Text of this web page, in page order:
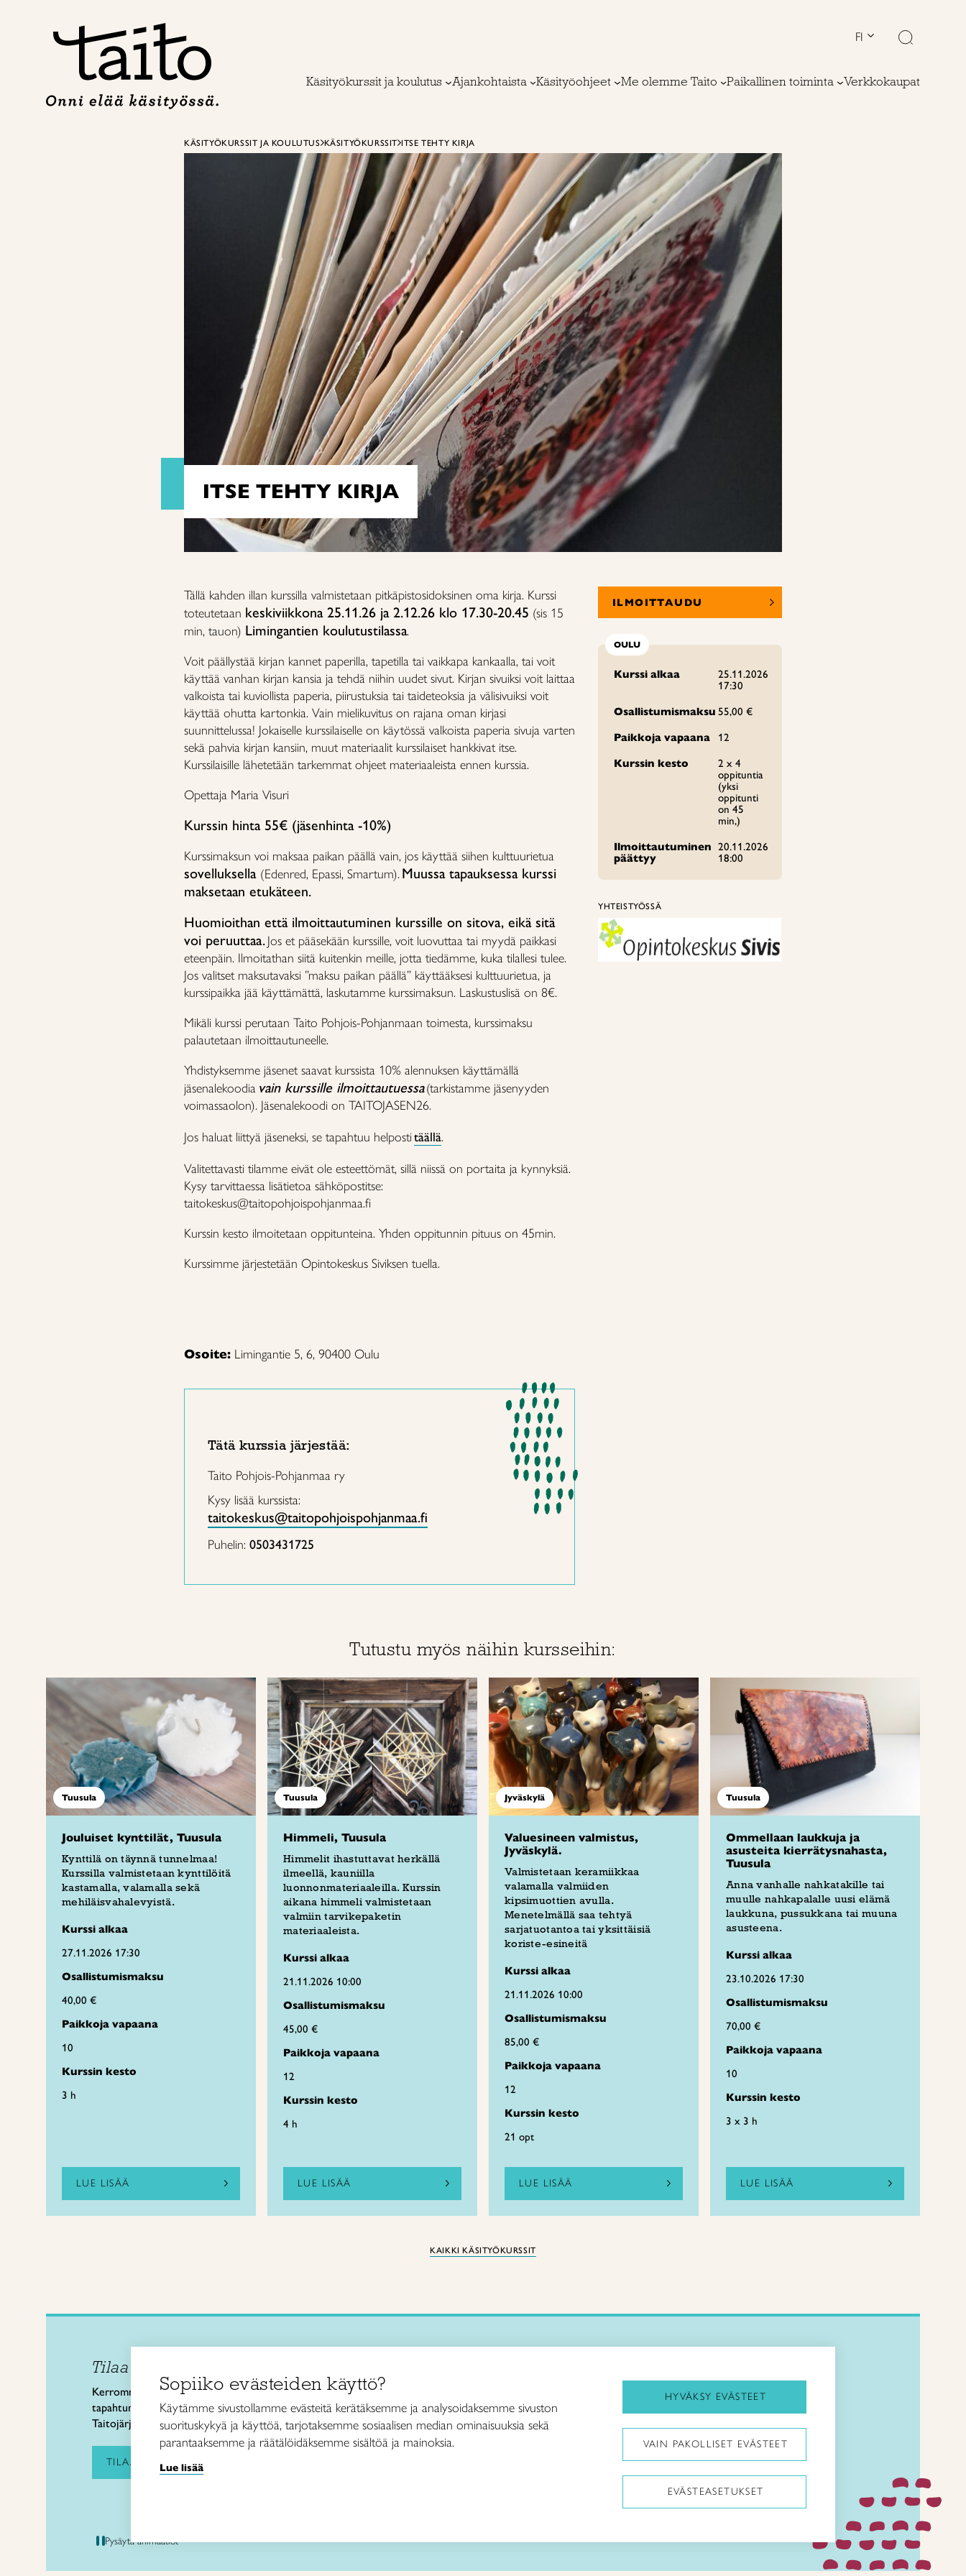
FI
Käsityökurssit ja koulutus Ajankohtaista Käsityöohjeet Me olemme Taito Paikallinen toiminta Verkkokaupat
KÄSITYÖKURSSIT JA KOULUTUS KÄSITYÖKURSSIT ITSE TEHTY KIRJA
ITSE TEHTY KIRJA
Tällä kahden illan kurssilla valmistetaan pitkäpistosidoksinen oma kirja. Kurssi
toteutetaan keskiviikkona 25.11.26 ja 2.12.26 klo 17.30-20.45 (sis 15
min, tauon) Limingantien koulutustilassa.
Voit päällystää kirjan kannet paperilla, tapetilla tai vaikkapa kankaalla, tai voit
käyttää vanhan kirjan kansia ja tehdä niihin uudet sivut. Kirjan sivuiksi voit laittaa
valkoista tai kuviollista paperia, piirustuksia tai taideteoksia ja välisivuiksi voit
käyttää ohutta kartonkia. Vain mielikuvitus on rajana oman kirjasi
suunnittelussa! Jokaiselle kurssilaiselle on käytössä valkoista paperia sivuja varten
sekä pahvia kirjan kansiin, muut materiaalit kurssilaiset hankkivat itse.
Kurssilaisille lähetetään tarkemmat ohjeet materiaaleista ennen kurssia.
Opettaja Maria Visuri
Kurssin hinta 55€ (jäsenhinta -10%)
Kurssimaksun voi maksaa paikan päällä vain, jos käyttää siihen kulttuurietua
sovelluksella (Edenred, Epassi, Smartum). Muussa tapauksessa kurssi
maksetaan etukäteen.
Huomioithan että ilmoittautuminen kurssille on sitova, eikä sitä
voi peruuttaa.Jos et pääsekään kurssille, voit luovuttaa tai myydä paikkasi
eteenpäin. Ilmoitathan siitä kuitenkin meille, jotta tiedämme, kuka tilallesi tulee.
Jos valitset maksutavaksi ”maksu paikan päällä” käyttääksesi kulttuurietua, ja
kurssipaikka jää käyttämättä, laskutamme kurssimaksun. Laskustuslisä on 8€.
Mikäli kurssi perutaan Taito Pohjois-Pohjanmaan toimesta, kurssimaksu
palautetaan ilmoittautuneelle.
Yhdistyksemme jäsenet saavat kurssista 10% alennuksen käyttämällä
jäsenalekoodia vain kurssille ilmoittautuessa(tarkistamme jäsenyyden
voimassaolon). Jäsenalekoodi on TAITOJASEN26.
Jos haluat liittyä jäseneksi, se tapahtuu helpostitäällä.
Valitettavasti tilamme eivät ole esteettömät, sillä niissä on portaita ja kynnyksiä.
Kysy tarvittaessa lisätietoa sähköpostitse:
taitokeskus@taitopohjoispohjanmaa.fi
Kurssin kesto ilmoitetaan oppitunteina. Yhden oppitunnin pituus on 45min.
Kurssimme järjestetään Opintokeskus Siviksen tuella.
Osoite: Limingantie 5, 6, 90400 Oulu
Tätä kurssia järjestää:
Taito Pohjois-Pohjanmaa ry
Kysy lisää kurssista:
taitokeskus@taitopohjoispohjanmaa.fi
Puhelin: 0503431725
ILMOITTAUDU
OULU
Kurssi alkaa
25.11.2026
17:30
Osallistumismaksu 55,00 €
Paikkoja vapaana
12
Kurssin kesto
2 x 4
oppituntia
(yksi
oppitunti
on 45
min,)
Ilmoittautuminen
päättyy
20.11.2026
18:00
YHTEISTYÖSSÄ
Tutustu myös näihin kursseihin:
Tuusula
Jouluiset kynttilät, Tuusula
Kynttilä on täynnä tunnelmaa!
Kurssilla valmistetaan kynttilöitä
kastamalla, valamalla sekä
mehiläisvahalevyistä.
Kurssi alkaa
27.11.2026 17:30
Osallistumismaksu
40,00 €
Paikkoja vapaana
10
Kurssin kesto
3 h
LUE LISÄÄ
Tuusula
Himmeli, Tuusula
Himmelit ihastuttavat herkällä
ilmeellä, kauniilla
luonnonmateriaaleilla. Kurssin
aikana himmeli valmistetaan
valmiin tarvikepaketin
materiaaleista.
Kurssi alkaa
21.11.2026 10:00
Osallistumismaksu
45,00 €
Paikkoja vapaana
12
Kurssin kesto
4 h
LUE LISÄÄ
Jyväskylä
Valuesineen valmistus,
Jyväskylä.
Valmistetaan keramiikkaa
valamalla valmiiden
kipsimuottien avulla.
Menetelmällä saa tehtyä
sarjatuotantoa tai yksittäisiä
koriste-esineitä
Kurssi alkaa
21.11.2026 10:00
Osallistumismaksu
85,00 €
Paikkoja vapaana
12
Kurssin kesto
21 opt
LUE LISÄÄ
Tuusula
Ommellaan laukkuja ja
asusteita kierrätysnahasta,
Tuusula
Anna vanhalle nahkatakille tai
muulle nahkapalalle uusi elämä
laukkuna, pussukkana tai muuna
asusteena.
Kurssi alkaa
23.10.2026 17:30
Osallistumismaksu
70,00 €
Paikkoja vapaana
10
Kurssin kesto
3 x 3 h
LUE LISÄÄ
KAIKKI KÄSITYÖKURSSIT
Tilaa uutiskirje
Kerromme käsityön valtakunnallisista
tapahtumista ja uutisista sekä
Taitojärjestön toiminnasta.
TILAA UUTISKIRJE
Pysäytä animaatiot
Käsi- ja taideteollisuusliitto Taito ry
Kalevankatu 61
00180 Helsinki
puh. 040 7525 160
Käsityöohjeet
Me olemme Taito
Kirjaudu Taitocampukseen
Taitoliitto:
Taito-lehti:
Sopiiko evästeiden käyttö?
Käytämme sivustollamme evästeitä kerätäksemme ja analysoidaksemme sivuston
suorituskykyä ja käyttöä, tarjotaksemme sosiaalisen median ominaisuuksia sekä
parantaaksemme ja räätälöidäksemme sisältöä ja mainoksia.
Lue lisää
HYVÄKSY EVÄSTEET
VAIN PAKOLLISET EVÄSTEET
EVÄSTEASETUKSET